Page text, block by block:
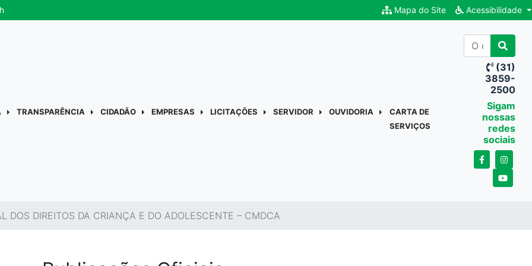
Mapa do Site Acessibilidade
TRANSPARÊNCIA CIDADÃO EMPRESAS LICITAÇÕES SERVIDOR OUVIDORIA
CARTA DE
SERVIÇOS
(31)
3859-
2500
Sigam
nossas
redes
sociais
DOS DIREITOS DA CRIANÇA E DO ADOLESCENTE – CMDCA